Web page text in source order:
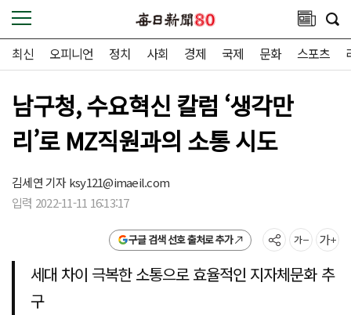
최신 오피니언 정치 사회 경제 국제 문화 스포츠
남구청, 수요혁신 칼럼 ‘생각만
리’로 MZ직원과의 소통 시도
김세연 기자ksy121@imaeil.com
입력 2022-11-11 16:13:17
구글 검색 선호 출처로 추가
세대 차이 극복한 소통으로 효율적인 지자체문화 추
구